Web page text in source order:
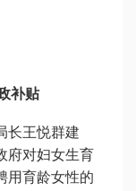
补贴
长王悦群建
府对妇女生育
用育龄女性的